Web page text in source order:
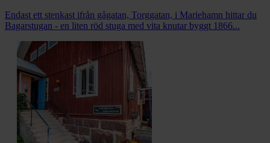
Endast ett stenkast ifrån gågatan, Torggatan, i Mariehamn hittar du
Bagarstugan - en liten röd stuga med vita knutar byggt 1866...